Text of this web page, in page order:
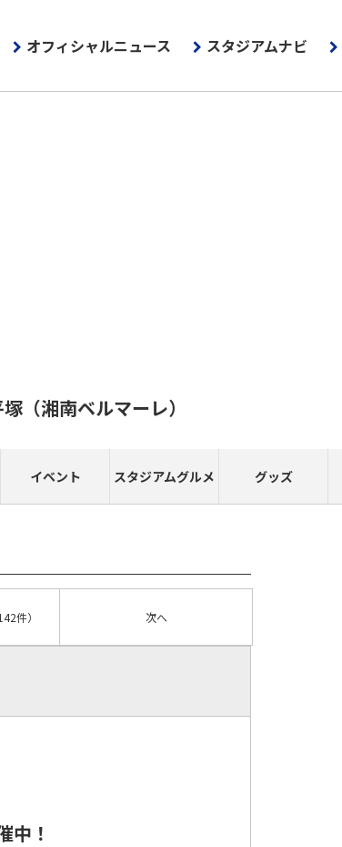
オフィシャルニュース スタジアムナビ
塚 （湘南ベルマーレ）
イベント スタジアムグルメ グッズ
件） 次へ
中！